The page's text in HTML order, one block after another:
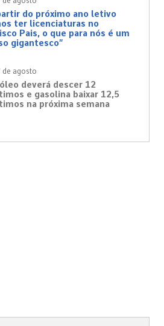
do próximo ano letivo
ter licenciaturas no
Pais, o que para nós é um
gigantesco”
de agosto
deverá descer 12
e gasolina baixar 12,5
na próxima semana